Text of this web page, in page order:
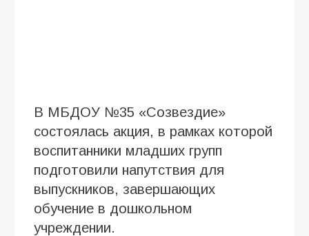
В МБДОУ №35 «Созвездие»
состоялась акция, в рамках которой
воспитанники младших групп
подготовили напутствия для
выпускников, завершающих
обучение в дошкольном
учреждении.